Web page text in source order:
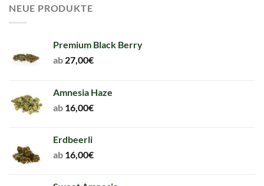
NEUE PRODUKTE
Premium Black Berry
ab 27,00€
Amnesia Haze
ab 16,00€
Erdbeerli
ab 16,00€